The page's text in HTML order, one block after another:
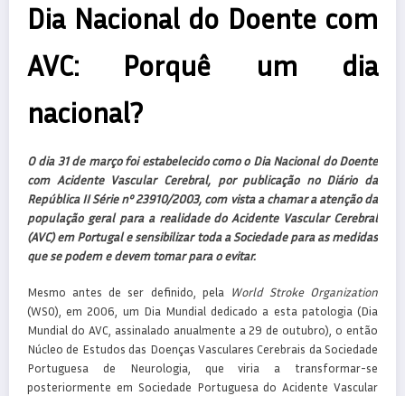
Dia Nacional do Doente com
AVC: Porquê um dia
nacional?
O dia 31 de março foi estabelecido como o Dia Nacional do Doente
com Acidente Vascular Cerebral, por publicação no Diário da
República II Série nº 23910/2003, com vista a chamar a atenção da
população geral para a realidade do Acidente Vascular Cerebral
(AVC) em Portugal e sensibilizar toda a Sociedade para as medidas
que se podem e devem tomar para o evitar.
Mesmo antes de ser definido, pela World Stroke Organization
(WSO), em 2006, um Dia Mundial dedicado a esta patologia (Dia
Mundial do AVC, assinalado anualmente a 29 de outubro), o então
Núcleo de Estudos das Doenças Vasculares Cerebrais da Sociedade
Portuguesa de Neurologia, que viria a transformar-se
posteriormente em Sociedade Portuguesa do Acidente Vascular